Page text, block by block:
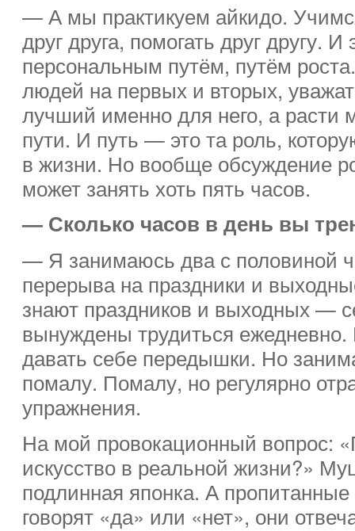
— А мы практикуем айкидо.
друг друга, помогать друг другу.
персональным путём, путём
людей на первых и вторых,
лучший именно для него, а
пути. И путь — это та роль,
в жизни. Но вообще обсуждение
может занять хоть пять часов.
— Сколько часов в день вы
— Я занимаюсь два с половиной
перерыва на праздники и
знают праздников и выходных —
вынуждены трудиться
давать себе передышки. Но
помалу. Помалу, но регулярно
упражнения.
На мой провокационный вопрос:
искусство в реальной жизни?»
подлинная японка. А
говорят «да» или «нет», они